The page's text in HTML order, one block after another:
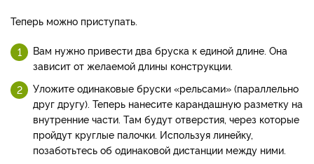
Теперь можно приступать.
Вам нужно привести два бруска к единой длине. Она
зависит от желаемой длины конструкции.
Уложите одинаковые бруски «рельсами» (параллельно
друг другу). Теперь нанесите карандашную разметку на
внутренние части. Там будут отверстия, через которые
пройдут круглые палочки. Используя линейку,
позаботьтесь об одинаковой дистанции между ними.